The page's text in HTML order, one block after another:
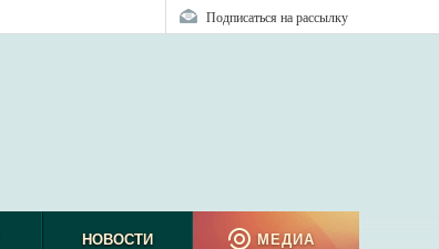
Подписаться на рассылку
НОВОСТИ МЕДИА